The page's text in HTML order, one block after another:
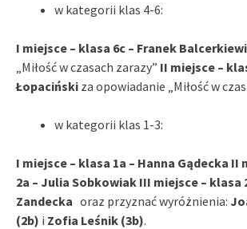
w kategorii klas 4-6:
I miejsce – klasa 6c – Franek
„Miłość w czasach zarazy” II miejsce –
Łopaciński za opowiadanie „Miłość w
w kategorii klas 1-3:
I miejsce – klasa 1a – Hanna Gądecka II
2a – Julia Sobkowiak III miejsce – klasa
Zandecka oraz przyznać wyróżnienia:
(2b) i Zofia Leśnik (3b).